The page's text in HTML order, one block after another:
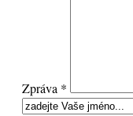
Zpráva *